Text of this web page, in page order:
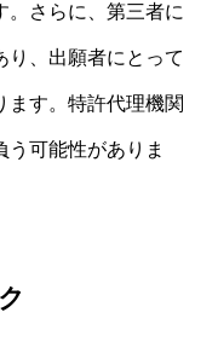
。さらに、第三者に
り、出願者にとって
ます。特許代理機関
う可能性がありま